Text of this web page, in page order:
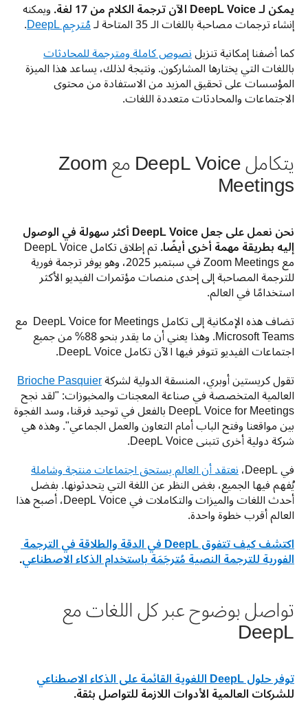
يمكن لـ DeepL Voice الآن ترجمة الكلام من 17 لغة.
إنشاء ترجمات مصاحبة باللغات الـ 35 المتاحة لـ مُترجِم ‎DeepL‏
.
كما أضفنا إمكانية تنزيل نصوص كاملة ومترجمة للمحادثات
الاجتماعات والمحادثات متعددة اللغات.
يتكامل DeepL Voice مع Zoom
Meetings
إليه بطريقة مهمة أخرى أيضًا.
استخدامًا في العالم.
تضاف هذه الإمكانية إلى تكامل DeepL Voice for Meetings
اجتماعات الفيديو تتوفر فيها الآن تكامل DeepL Voice.
تقول كريستين أوبري، المنسقة الدولية لشركة Brioche Pasquier
شركة دولية أخرى تتبنى DeepL Voice.
في DeepL،
نعتقد أن العالم يستحق اجتماعات منتجة وشاملة
العالم أقرب خطوة واحدة.
اكتشف كيف تتفوق DeepL في الدقة والطلاقة في الترجمة
الفورية للترجمة النصية مُترجَمَة باستخدام الذكاء الاصطناعي.
تواصل بوضوح عبر كل اللغات مع
DeepL
توفر حلول DeepL اللغوية القائمة على الذكاء الاصطناعي
للشركات العالمية الأدوات اللازمة للتواصل بثقة.